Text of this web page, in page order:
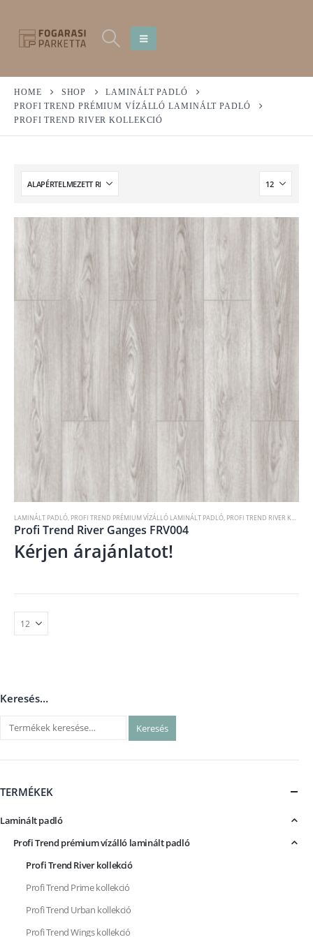
HOME SHOP
LAMINÁLT PADLÓ
PROFI TREND PRÉMIUM VÍZÁLLÓ LAMINÁLT PADLÓ
PROFI TREND RIVER KOLLEKCIÓ
LAMINÁLT PADLÓ, PROFI TREND PRÉMIUM VÍZÁLLÓ LAMINÁLT PADLÓ, PROFI TREND RIVER KOLLEKCIÓ
Profi Trend River Ganges FRV004
Kérjen árajánlatot!
Keresés…
Keresés
TERMÉKEK
Laminált padló
Profi Trend prémium vízálló laminált padló
Profi Trend River kollekció
Profi Trend Prime kollekció
Profi Trend Urban kollekció
Profi Trend Wings kollekció